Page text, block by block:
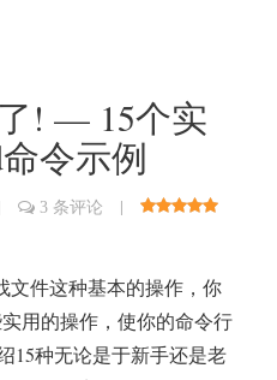
! — 15个实
令示例
3 条评论
|
文件这种基本的操作，你
用的操作，使你的命令行
15种无论是于新手还是老